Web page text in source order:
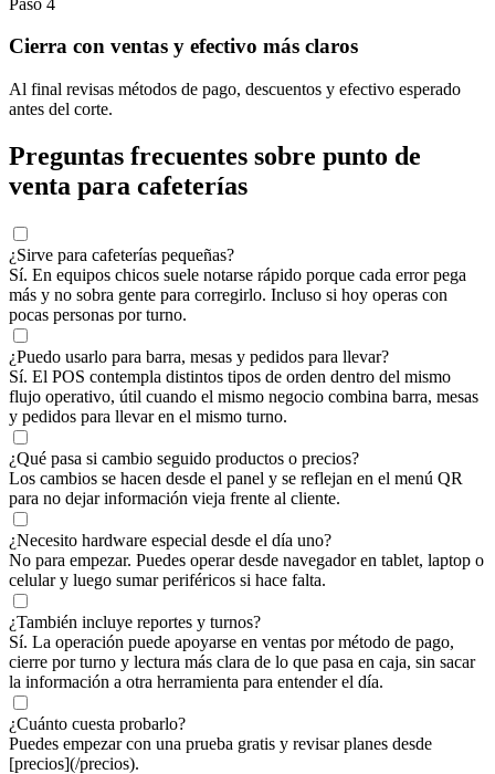
Cierra con ventas y efectivo más claros
Al final revisas métodos de pago, descuentos y efectivo esperado
antes del corte.
Preguntas frecuentes sobre punto de
venta para cafeterías
¿Sirve para cafeterías pequeñas?
Sí. En equipos chicos suele notarse rápido porque cada error pega
más y no sobra gente para corregirlo. Incluso si hoy operas con
pocas personas por turno.
¿Puedo usarlo para barra, mesas y pedidos para llevar?
Sí. El POS contempla distintos tipos de orden dentro del mismo
flujo operativo, útil cuando el mismo negocio combina barra, mesas
y pedidos para llevar en el mismo turno.
¿Qué pasa si cambio seguido productos o precios?
Los cambios se hacen desde el panel y se reflejan en el menú QR
para no dejar información vieja frente al cliente.
¿Necesito hardware especial desde el día uno?
No para empezar. Puedes operar desde navegador en tablet, laptop o
celular y luego sumar periféricos si hace falta.
¿También incluye reportes y turnos?
Sí. La operación puede apoyarse en ventas por método de pago,
cierre por turno y lectura más clara de lo que pasa en caja, sin sacar
la información a otra herramienta para entender el día.
¿Cuánto cuesta probarlo?
Puedes empezar con una prueba gratis y revisar planes desde
[precios](/precios).